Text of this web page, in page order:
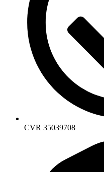
CVR 35039708